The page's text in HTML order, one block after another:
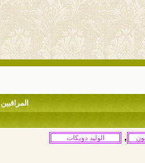
المراقبين
,